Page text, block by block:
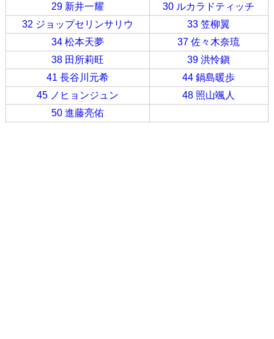
29 新井一耀
30 ルカラドティッチ
32 ジョップセリンサリウ
33 笠柳翼
34 松本天夢
37 佐々木奈琉
38 田所莉旺
39 洪怜鎭
41 長谷川元希
44 鍋島暖歩
45 ノヒョンジュン
48 照山颯人
50 進藤亮佑